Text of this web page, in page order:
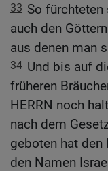
33 So fürchteten
auch den
aus denen man
34 Und bis auf
früheren
HERRN noch
nach dem
geboten hat
den Namen